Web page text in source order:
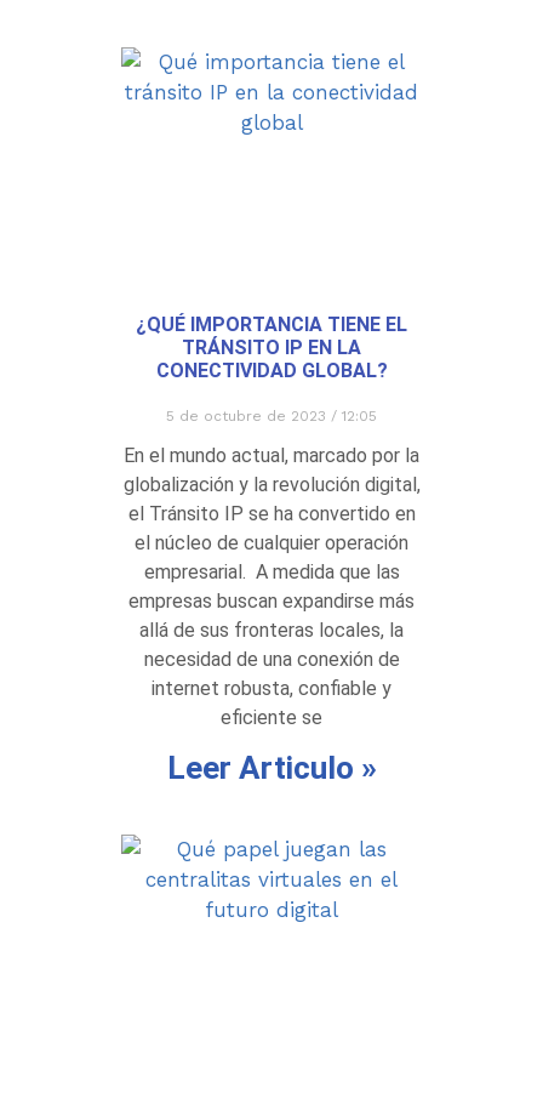
¿QUÉ IMPORTANCIA TIENE EL
TRÁNSITO IP EN LA
CONECTIVIDAD GLOBAL?
5 de octubre de 2023 12:05
En el mundo actual, marcado por la
globalización y la revolución digital,
el Tránsito IP se ha convertido en
el núcleo de cualquier operación
empresarial. A medida que las
empresas buscan expandirse más
allá de sus fronteras locales, la
necesidad de una conexión de
internet robusta, confiable y
eficiente se
Leer Articulo »